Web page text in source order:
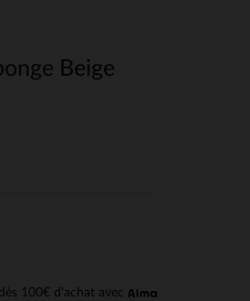
Beige
100€ d'achat avec